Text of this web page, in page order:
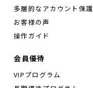
多層的なアカウント保護
お客様の声
操作ガイド
会員優待
VIPプログラム